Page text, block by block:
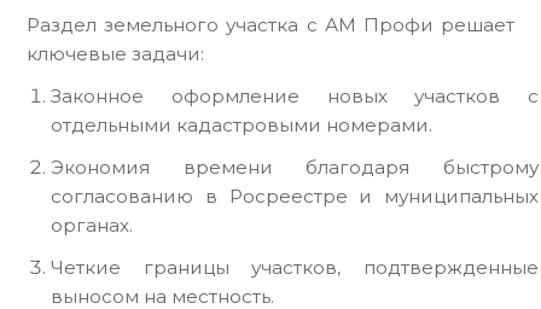
Раздел земельного участка с АМ Профи решает
ключевые задачи:
Законное оформление новых участков с
отдельными кадастровыми номерами.
Экономия времени благодаря быстрому
согласованию в Росреестре и муниципальных
органах.
Четкие границы участков, подтвержденные
выносом на местность.